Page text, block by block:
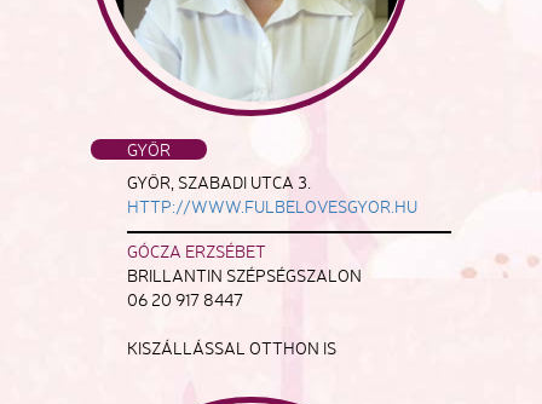
GYŐR
GYŐR, SZABADI UTCA 3.
HTTP://WWW.FULBELOVESGYOR.HU
GÓCZA ERZSÉBET
BRILLANTIN SZÉPSÉGSZALON
06 20 917 8447
KISZÁLLÁSSAL OTTHON IS